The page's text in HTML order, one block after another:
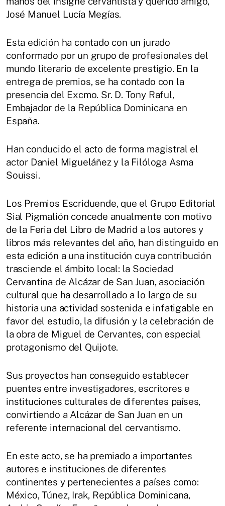
José Manuel Lucía Megías.
Esta edición ha contado con un jurado
conformado por un grupo de profesionales del
mundo literario de excelente prestigio. En la
entrega de premios, se ha contado con la
presencia del Excmo. Sr. D. Tony Raful,
Embajador de la República Dominicana en
España.
Han conducido el acto de forma magistral el
actor Daniel Migueláñez y la Filóloga Asma
Souissi.
Los Premios Escriduende, que el Grupo Editorial
Sial Pigmalión concede anualmente con motivo
de la Feria del Libro de Madrid a los autores y
libros más relevantes del año, han distinguido en
esta edición a una institución cuya contribución
trasciende el ámbito local: la Sociedad
Cervantina de Alcázar de San Juan, asociación
cultural que ha desarrollado a lo largo de su
historia una actividad sostenida e infatigable en
favor del estudio, la difusión y la celebración de
la obra de Miguel de Cervantes, con especial
protagonismo del Quijote.
Sus proyectos han conseguido establecer
puentes entre investigadores, escritores e
instituciones culturales de diferentes países,
convirtiendo a Alcázar de San Juan en un
referente internacional del cervantismo.
En este acto, se ha premiado a importantes
autores e instituciones de diferentes
continentes y pertenecientes a países como:
México, Túnez, Irak, República Dominicana,